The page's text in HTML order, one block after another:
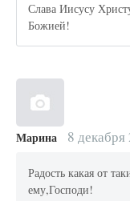
Слава Иисусу
Божией!
Марина 8
Радость какая от
ему,Господи!